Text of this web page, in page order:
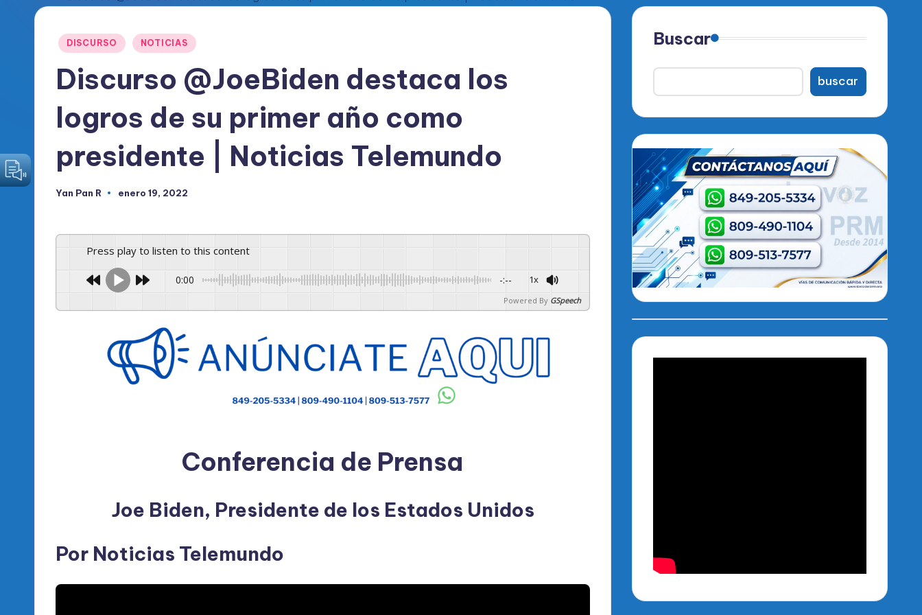
O
fi
Publicado
DISCURSO NOTICIAS
Discurso @JoeBiden destaca los
logros de su primer año como
presidente | Noticias Telemundo
Publicado
Yan Pan R enero 19, 2022
Press play to listen to this content
0:00 -:-- 1x
Powered By GSpeech
Conferencia de Prensa
Joe Biden, Presidente de los Estados Unidos
Por Noticias Telemundo
Buscar
buscar